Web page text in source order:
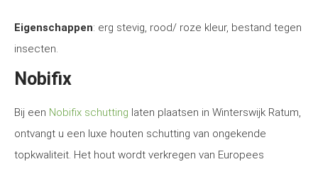
Eigenschappen: erg stevig, rood/ roze kleur, bestand tegen
insecten.
Nobifix
Bij een Nobifix schutting laten plaatsen in Winterswijk Ratum,
ontvangt u een luxe houten schutting van ongekende
topkwaliteit. Het hout wordt verkregen van Europees